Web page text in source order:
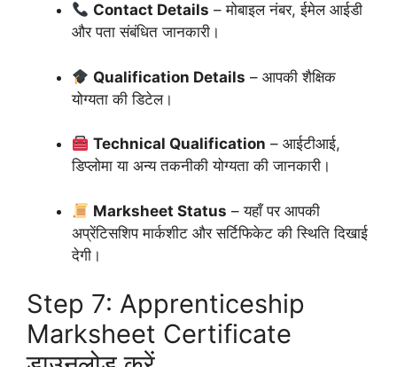
Contact Details – मोबाइल नंबर, ईमेल आईडी
और पता संबंधित जानकारी।
Qualification Details – आपकी शैक्षिक
योग्यता की डिटेल।
Technical Qualification – आईटीआई,
डिप्लोमा या अन्य तकनीकी योग्यता की जानकारी।
Marksheet Status – यहाँ पर आपकी
अप्रेंटिसशिप मार्कशीट और सर्टिफिकेट की स्थिति दिखाई
देगी।
Step 7: Apprenticeship
Marksheet Certificate